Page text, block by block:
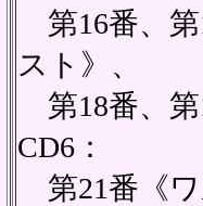
第16番、
スト》、
第18番、第
CD6：
第21番《